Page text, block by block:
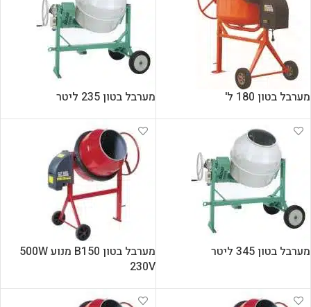
מערבל בטון 180 ל' מערבל בטון 235 ליטר
מערבל בטון 345 ליטר
מערבל בטון B150 מנוע 500W
230V